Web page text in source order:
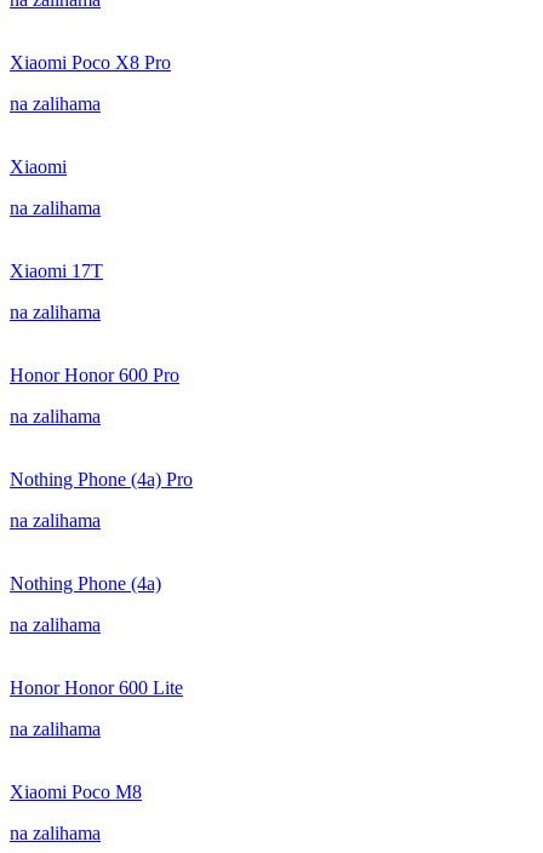
Xiaomi Poco X8 Pro
na zalihama
Xiaomi
na zalihama
Xiaomi 17T
na zalihama
Honor Honor 600 Pro
na zalihama
Nothing Phone (4a) Pro
na zalihama
Nothing Phone (4a)
na zalihama
Honor Honor 600 Lite
na zalihama
Xiaomi Poco M8
na zalihama